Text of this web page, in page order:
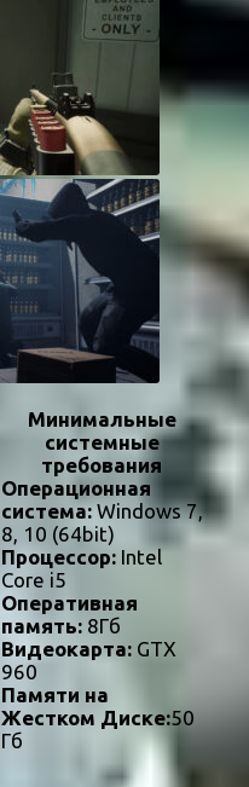
Минимальные
системные
требования
Операционная
система:Windows 7,
8, 10 (64bit)
Процессор:Intel
Core i5
Оперативная
память:8Гб
Видеокарта:GTX
960
Памяти на
Жестком Диске:50
Гб